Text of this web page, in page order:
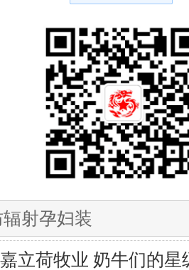
射孕妇装
立荷牧业 奶牛们的星